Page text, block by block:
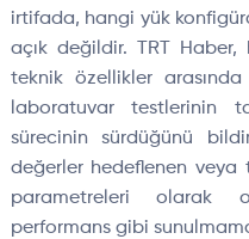
irtifada, hangi yük
açık değildir. TRT Haber,
teknik özellikler
laboratuvar testlerinin
sürecinin sürdüğünü
değerler hedeflenen veya
parametreleri olarak
performans gibi